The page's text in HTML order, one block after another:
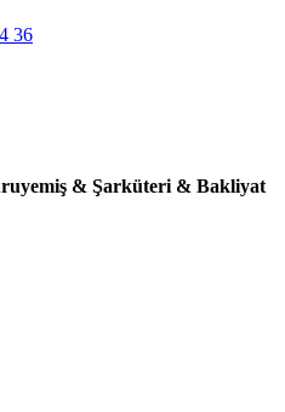
36
& Şarküteri & Bakliyat